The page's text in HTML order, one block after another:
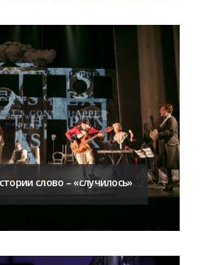
слово – «случилось»